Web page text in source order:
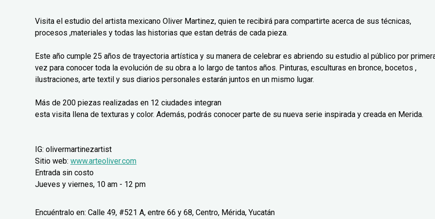
Visita el estudio del artista mexicano Oliver Martinez, quien te recibirá para compartirte acerca de sus técnicas,
procesos ,materiales y todas las historias que estan detrás de cada pieza.
Este año cumple 25 años de trayectoria artística y su manera de celebrar es abriendo su estudio al público por
vez para conocer toda la evolución de su obra a lo largo de tantos años. Pinturas, esculturas en bronce, bocetos ,
ilustraciones, arte textil y sus diarios personales estarán juntos en un mismo lugar.
Más de 200 piezas realizadas en 12 ciudades integran
esta visita llena de texturas y color. Además, podrás conocer parte de su nueva serie inspirada y creada en Merida.
IG: olivermartinezartist
Sitio web: www.arteoliver.com
Entrada sin costo
Jueves y viernes, 10 am - 12 pm
Encuéntralo en: Calle 49, #521 A, entre 66 y 68, Centro, Mérida, Yucatán